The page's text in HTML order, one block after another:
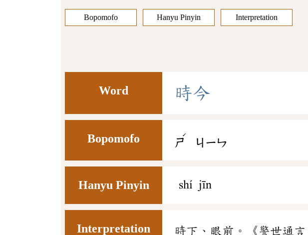
Bopomofo Hanyu Pinyin Interpretation
Word 時今
Bopomofo ㄕ
ˊ
ㄐㄧㄣ
Hanyu Pinyin shí jīn
Interpretation 時下、眼前。《警世通